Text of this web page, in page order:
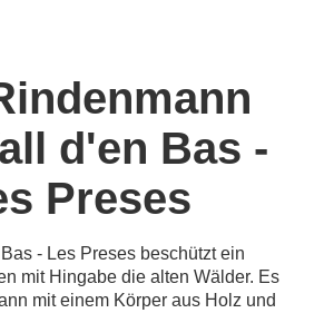
d'en Bas -
Preses
Bas - Les Preses beschützt ein
mit Hingabe die alten Wälder. Es
mit einem Körper aus Holz und